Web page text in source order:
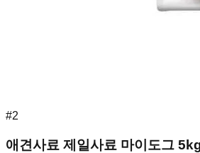
#2
애견사료 제일사료 마이도그